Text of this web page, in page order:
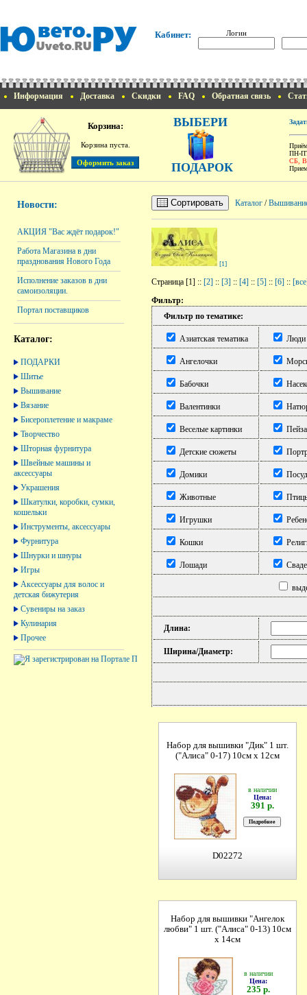
Кабинет: Логин
Информация Доставка Скидки FAQ Обратная связь
Корзина:
Корзина пуста.
ВЫБЕРИ
ПОДАРОК
ПН-
СБ,
Новости:
АКЦИЯ "Вас ждёт подарок!"
Работа Магазина в дни
празднования Нового Года
Исполнение заказов в дни
самоизоляции.
Портал поставщиков
Каталог:
ПОДАРКИ
Шитье
Вышивание
Вязание
Бисероплетение и макраме
Творчество
Шторная фурнитура
Швейные машины и
аксессуары
Украшения
Шкатулки, коробки, сумки,
кошельки
Инструменты, аксессуары
Фурнитура
Шнурки и шнуры
Игры
Аксессуары для волос и
детская бижутерия
Сувениры на заказ
Кулинария
Прочее
Сортировать Каталог /
[1]
Страница [1] :: [2] :: [3] :: [4] :: [5] :: [6] ::
Фильтр:
Фильтр по тематике:
Азиатская тематика Люди
Ангелочки
Бабочки
Валентинки
Веселые картинки
Детские сюжеты
Домики
Животные
Игрушки
Кошки
Лошади
Длина:
Ширина/Диаметр:
Набор для вышивки "Дик" 1 шт.
("Алиса" 0-17) 10см х 12см
в наличии
Цена:
391 р.
D02272
Набор для вышивки "Ангелок
любви" 1 шт. ("Алиса" 0-13) 10см
х 14см
в наличии
Цена:
235 р.